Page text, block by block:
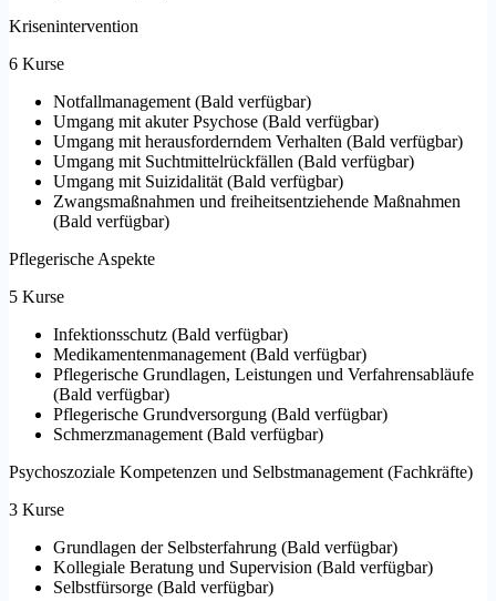
Krisenintervention
6 Kurse
Notfallmanagement (Bald verfügbar)
Umgang mit akuter Psychose (Bald verfügbar)
Umgang mit herausforderndem Verhalten (Bald verfügbar)
Umgang mit Suchtmittelrückfällen (Bald verfügbar)
Umgang mit Suizidalität (Bald verfügbar)
Zwangsmaßnahmen und freiheitsentziehende Maßnahmen
(Bald verfügbar)
Pflegerische Aspekte
5 Kurse
Infektionsschutz (Bald verfügbar)
Medikamentenmanagement (Bald verfügbar)
Pflegerische Grundlagen, Leistungen und Verfahrensabläufe
(Bald verfügbar)
Pflegerische Grundversorgung (Bald verfügbar)
Schmerzmanagement (Bald verfügbar)
Psychoszoziale Kompetenzen und Selbstmanagement (Fachkräfte)
3 Kurse
Grundlagen der Selbsterfahrung (Bald verfügbar)
Kollegiale Beratung und Supervision (Bald verfügbar)
Selbstfürsorge (Bald verfügbar)